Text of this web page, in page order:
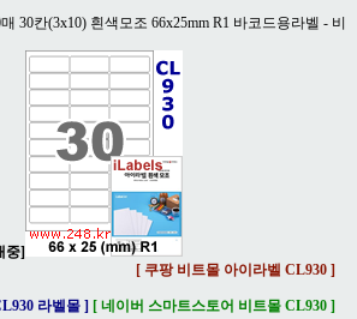
30칸(3x10) 흰색모조 66x25mm R1 바코드용라벨 - 비
중]
[ 쿠팡 비트몰 아이라벨 CL930 ]
라벨몰 ] [ 네이버 스마트스토어 비트몰 CL930 ]